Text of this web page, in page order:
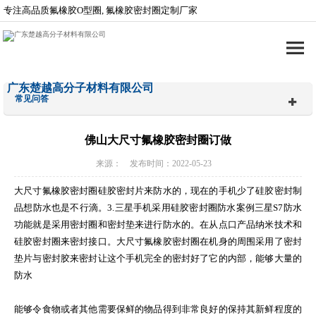
专注高品质氟橡胶O型圈, 氟橡胶密封圈定制厂家
广东楚越高分子材料有限公司
常见问答
佛山大尺寸氟橡胶密封圈订做
来源： 发布时间：2022-05-23
大尺寸氟橡胶密封圈硅胶密封片来防水的，现在的手机少了硅胶密封制
品想防水也是不行滴。3.三星手机采用硅胶密封圈防水案例三星S7防水
功能就是采用密封圈和密封垫来进行防水的。在从点口产品纳米技术和
硅胶密封圈来密封接口。大尺寸氟橡胶密封圈在机身的周围采用了密封
垫片与密封胶来密封让这个手机完全的密封好了它的内部，能够大量的
防水
能够令食物或者其他需要保鲜的物品得到非常良好的保持其新鲜程度的